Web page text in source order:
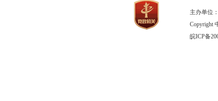
主办单位
Copyright
皖ICP备